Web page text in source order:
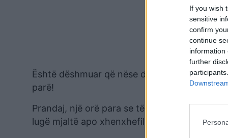
If you wish
sensitive
confirm
continue
information
further
Është dëshmuar që nëse darkën e
parë!
Prandaj, një orë para se të shkoni në krevat
lugë mjaltë apo xhenxhefil.